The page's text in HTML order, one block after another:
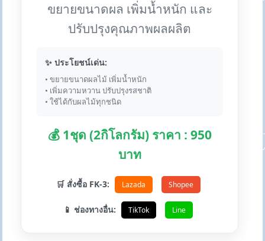
ขยายขนาดผล เพิ่มน้ำหนัก และ
ปรับปรุงคุณภาพผลผลิต
✨ ประโยชน์เด่น:
• ขยายขนาดผลไม้ เพิ่มน้ำหนัก
• เพิ่มความหวาน ปรับปรุงรสชาติ
• ใช้ได้กับผลไม้ทุกชนิด
💰 1ชุด (2กิโลกรัม) ราคา : 950
บาท
🛒 สั่งซื้อ FK-3: Lazada Shopee
📱 ช่องทางอื่น: TikTok Line